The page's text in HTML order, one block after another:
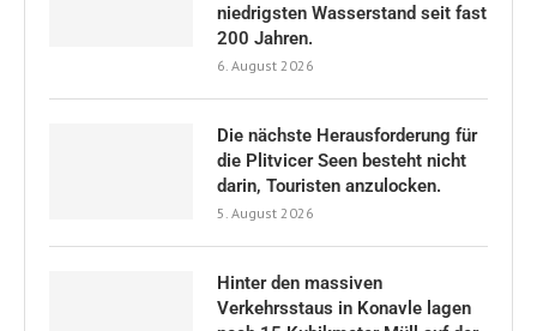
niedrigsten Wasserstand seit fast
200 Jahren.
6. August 2026
Die nächste Herausforderung für
die Plitvicer Seen besteht nicht
darin, Touristen anzulocken.
5. August 2026
Hinter den massiven
Verkehrsstaus in Konavle lagen